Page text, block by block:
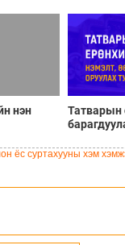
нэн
Татварын
суртахууны хэм